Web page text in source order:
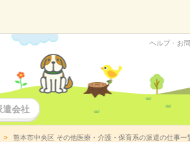
ヘルプ・お
遣会社
熊本市中央区 その他医療・介護・保育系の派遣の仕事一